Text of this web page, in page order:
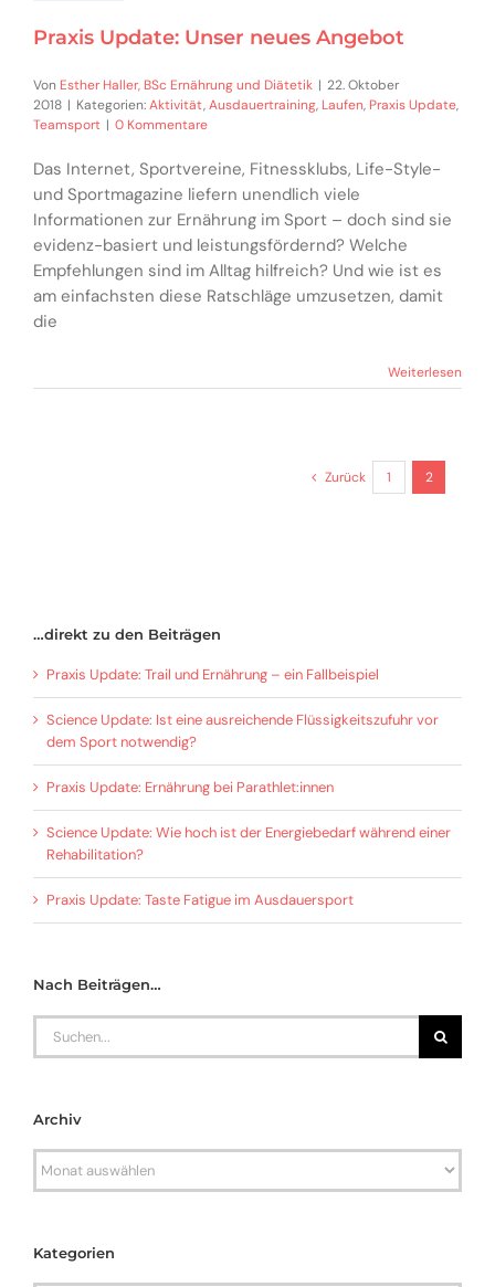
Praxis Update: Unser neues Angebot
Von Esther Haller, BSc Ernährung und Diätetik | 22. Oktober
2018 | Kategorien:Aktivität,Ausdauertraining, Laufen, Praxis Update,
Teamsport | 0 Kommentare
Das Internet, Sportvereine, Fitnessklubs, Life-Style-
und Sportmagazine liefern unendlich viele
Informationen zur Ernährung im Sport – doch sind sie
evidenz-basiert und leistungsfördernd? Welche
Empfehlungen sind im Alltag hilfreich? Und wie ist es
am einfachsten diese Ratschläge umzusetzen, damit
die
Weiterlesen
Zurück 1 2
…direkt zu den Beiträgen
Praxis Update: Trail und Ernährung – ein Fallbeispiel
Science Update: Ist eine ausreichende Flüssigkeitszufuhr vor
dem Sport notwendig?
Praxis Update: Ernährung bei Parathlet:innen
Science Update: Wie hoch ist der Energiebedarf während einer
Rehabilitation?
Praxis Update: Taste Fatigue im Ausdauersport
Nach Beiträgen…
Search
Archiv
Archiv
Kategorien